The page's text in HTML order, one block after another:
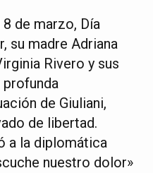
de marzo, Día
su madre Adriana
Rivero y sus
profunda
de Giuliani,
de libertad.
a la diplomática
nuestro dolor»